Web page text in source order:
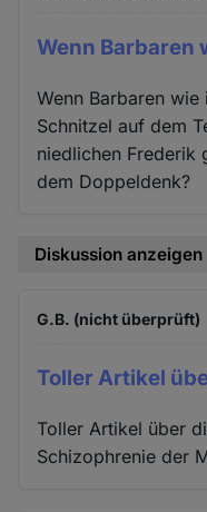
Wenn Barbaren
Wenn Barbaren
Schnitzel auf dem
niedlichen Frederik
dem Doppeldenk?
Diskussion anzeigen
G.B. (nicht überprüft)
Toller Artikel
Toller Artikel über
Schizophrenie der